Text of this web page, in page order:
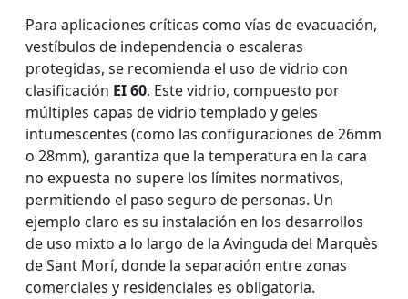
Para aplicaciones críticas como vías de evacuación,
vestíbulos de independencia o escaleras
protegidas, se recomienda el uso de vidrio con
clasificación EI 60. Este vidrio, compuesto por
múltiples capas de vidrio templado y geles
intumescentes (como las configuraciones de 26mm
o 28mm), garantiza que la temperatura en la cara
no expuesta no supere los límites normativos,
permitiendo el paso seguro de personas. Un
ejemplo claro es su instalación en los desarrollos
de uso mixto a lo largo de la Avinguda del Marquès
de Sant Morí, donde la separación entre zonas
comerciales y residenciales es obligatoria.